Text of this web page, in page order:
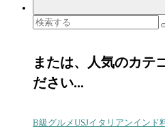
検
象:
または、人気のカテ
ださい...
B級グルメUSJイタリアンインド